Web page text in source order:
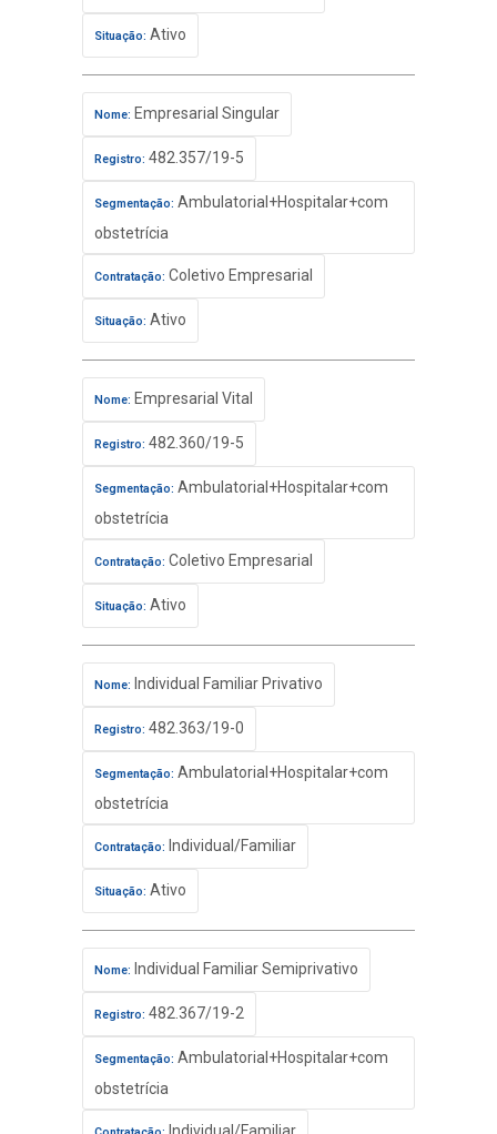
Situação: Ativo
Nome: Empresarial Singular
Registro: 482.357/19-5
Segmentação: Ambulatorial+Hospitalar+com
obstetrícia
Contratação: Coletivo Empresarial
Situação: Ativo
Nome: Empresarial Vital
Registro: 482.360/19-5
Segmentação: Ambulatorial+Hospitalar+com
obstetrícia
Contratação: Coletivo Empresarial
Situação: Ativo
Nome: Individual Familiar Privativo
Registro: 482.363/19-0
Segmentação: Ambulatorial+Hospitalar+com
obstetrícia
Contratação: Individual/Familiar
Situação: Ativo
Nome: Individual Familiar Semiprivativo
Registro: 482.367/19-2
Segmentação: Ambulatorial+Hospitalar+com
obstetrícia